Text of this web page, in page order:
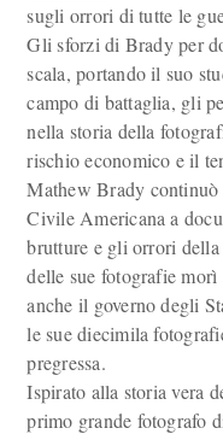
sugli orrori di tutte le
Gli sforzi di Brady per
scala, portando il suo
campo di battaglia, gli
nella storia della
rischio economico e il
Mathew Brady
Civile Americana a
brutture e gli orrori della
delle sue fotografie
anche il governo degli
le sue diecimila
pregressa.
Ispirato alla storia vera
primo grande fotografo